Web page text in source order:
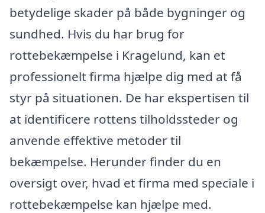
betydelige skader på både bygninger og
sundhed. Hvis du har brug for
rottebekæmpelse i Kragelund, kan et
professionelt firma hjælpe dig med at få
styr på situationen. De har ekspertisen til
at identificere rottens tilholdssteder og
anvende effektive metoder til
bekæmpelse. Herunder finder du en
oversigt over, hvad et firma med speciale i
rottebekæmpelse kan hjælpe med.